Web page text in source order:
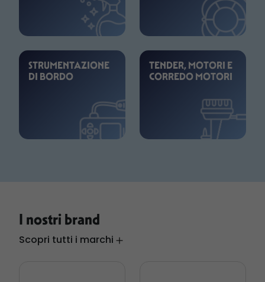
STRUMENTAZIONE
DI BORDO
TENDER, MOTORI E
CORREDO MOTORI
I nostri brand
Scopri tutti i marchi